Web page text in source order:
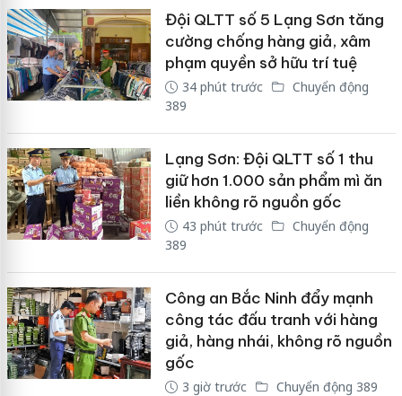
Đội QLTT số 5 Lạng Sơn tăng
cường chống hàng giả, xâm
phạm quyền sở hữu trí tuệ
34 phút trước
Chuyển động
389
Lạng Sơn: Đội QLTT số 1 thu
giữ hơn 1.000 sản phẩm mì ăn
liền không rõ nguồn gốc
43 phút trước
Chuyển động
389
Công an Bắc Ninh đẩy mạnh
công tác đấu tranh với hàng
giả, hàng nhái, không rõ nguồn
gốc
3 giờ trước Chuyển động 389